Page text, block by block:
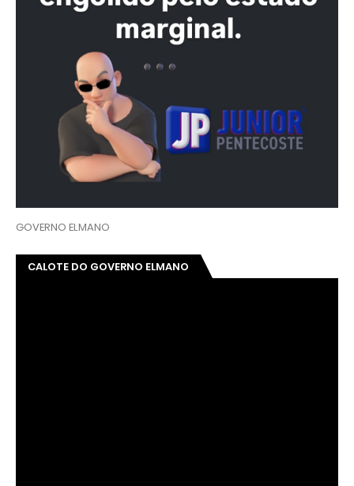
GOVERNO ELMANO
CALOTE DO GOVERNO ELMANO